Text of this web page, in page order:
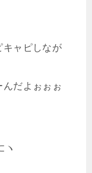
キャピしなが
んだよぉぉぉ
ヽ